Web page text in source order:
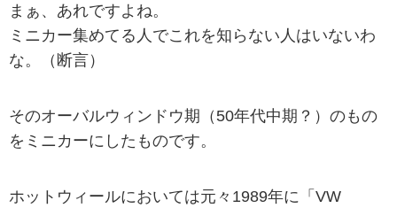
まぁ、あれですよね。
ミニカー集めてる人でこれを知らない人はいないわ
な。（断言）
そのオーバルウィンドウ期（50年代中期？）のもの
をミニカーにしたものです。
ホットウィールにおいては元々1989年に「VW